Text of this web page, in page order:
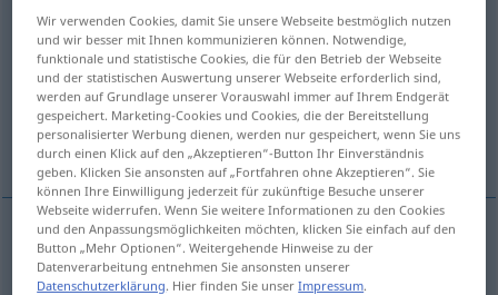
schnippisch
Übersicht aller Übersetzungen
(Für mehr Details die Übersetzung anklicken/antippen)
knibsk, næsvis
knibsk schnippisch
Wir verwenden Cookies, damit Sie unsere Webseite bestmöglich nutzen
und wir besser mit Ihnen kommunizieren können. Notwendige,
funktionale und statistische Cookies, die für den Betrieb der Webseite
und der statistischen Auswertung unserer Webseite erforderlich sind,
werden auf Grundlage unserer Vorauswahl immer auf Ihrem Endgerät
gespeichert. Marketing-Cookies und Cookies, die der Bereitstellung
personalisierter Werbung dienen, werden nur gespeichert, wenn Sie uns
durch einen Klick auf den „Akzeptieren“-Button Ihr Einverständnis
geben. Klicken Sie ansonsten auf „Fortfahren ohne Akzeptieren“. Sie
können Ihre Einwilligung jederzeit für zukünftige Besuche unserer
Webseite widerrufen. Wenn Sie weitere Informationen zu den Cookies
und den Anpassungsmöglichkeiten möchten, klicken Sie einfach auf den
Button „Mehr Optionen“. Weitergehende Hinweise zu der
Datenverarbeitung entnehmen Sie ansonsten unserer
Datenschutzerklärung. Hier finden Sie unserImpressum.